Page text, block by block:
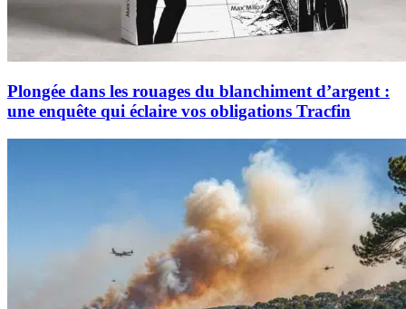
Plongée dans les rouages du blanchiment d’argent :
une enquête qui éclaire vos obligations Tracfin